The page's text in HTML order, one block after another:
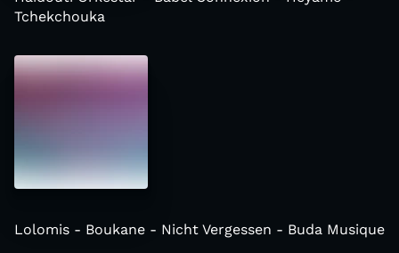
Tchekchouka
Lolomis - Boukane - Nicht Vergessen - Buda Musique